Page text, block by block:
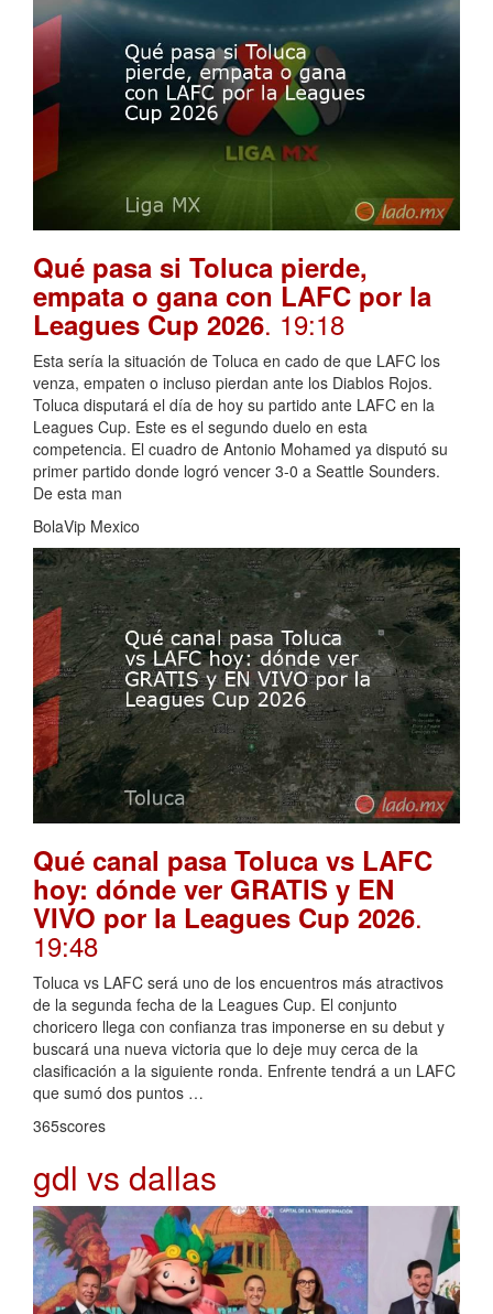
Qué pasa si Toluca pierde,
empata o gana con LAFC por la
Leagues Cup 2026. 19:18
Esta sería la situación de Toluca en cado de que LAFC los
venza, empaten o incluso pierdan ante los Diablos Rojos.
Toluca disputará el día de hoy su partido ante LAFC en la
Leagues Cup. Este es el segundo duelo en esta
competencia. El cuadro de Antonio Mohamed ya disputó su
primer partido donde logró vencer 3-0 a Seattle Sounders.
De esta man
BolaVip Mexico
Qué canal pasa Toluca vs LAFC
hoy: dónde ver GRATIS y EN
VIVO por la Leagues Cup 2026.
19:48
Toluca vs LAFC será uno de los encuentros más atractivos
de la segunda fecha de la Leagues Cup. El conjunto
choricero llega con confianza tras imponerse en su debut y
buscará una nueva victoria que lo deje muy cerca de la
clasificación a la siguiente ronda. Enfrente tendrá a un LAFC
que sumó dos puntos …
365scores
gdl vs dallas